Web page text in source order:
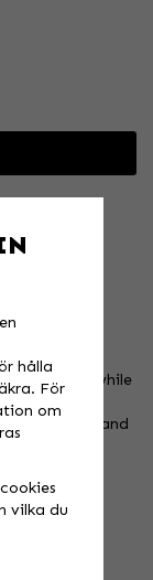
ease and
and
away
comfort while
palm and
with your
hålla
För
om
vilka du